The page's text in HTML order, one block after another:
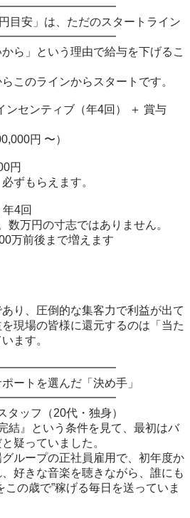
目安」は、ただのスタートライン
ら」という理由で給与を下げるこ
このラインからスタートです。
ンセンティブ（年4回） ＋ 賞与
円 〜）
円
ずもらえます。
4回
数万円の寸志ではありません。
万前後まで増えます
り、圧倒的な集客力で利益が出て
現場の皆様に還元するのは「当た
ます。
ートを選んだ「決め手」
ッフ（20代・独身）
結』という条件を見て、最初はバ
疑っていました。
ループの正社員雇用で、初年度か
好きな音楽を聴きながら、誰にも
の歳で”稼げる毎日を送っていま